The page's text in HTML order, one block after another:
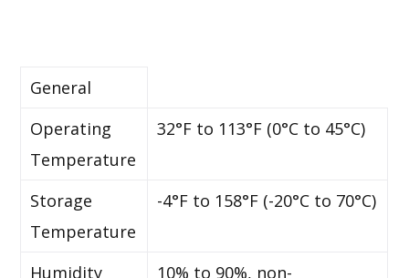
General
Operating
Temperature
32°F to 113°F (0°C to 45°C)
Storage
Temperature
-4°F to 158°F (-20°C to 70°C)
Humidity 10% to 90%, non-